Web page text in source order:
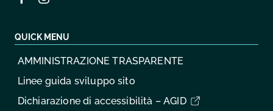
QUICK MENU
AMMINISTRAZIONE TRASPARENTE
Linee guida sviluppo sito
Dichiarazione di accessibilità – AGID